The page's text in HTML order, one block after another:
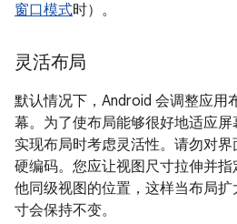
窗口模式时）。
灵活布局
默认情况下，Android 会调整应用
幕。为了使布局能够很好地适应
实现布局时考虑灵活性。请勿对
硬编码。您应让视图尺寸拉伸并
他同级视图的位置，这样当布局
寸会保持不变。